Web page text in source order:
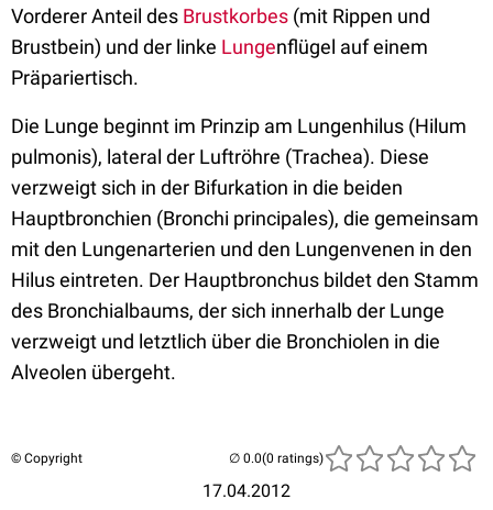
Vorderer Anteil des Brustkorbes (mit Rippen und
Brustbein) und der linke Lungenflügel auf einem
Präpariertisch.
Die Lunge beginnt im Prinzip am Lungenhilus (Hilum
pulmonis), lateral der Luftröhre (Trachea). Diese
verzweigt sich in der Bifurkation in die beiden
Hauptbronchien (Bronchi principales), die gemeinsam
mit den Lungenarterien und den Lungenvenen in den
Hilus eintreten. Der Hauptbronchus bildet den Stamm
des Bronchialbaums, der sich innerhalb der Lunge
verzweigt und letztlich über die Bronchiolen in die
Alveolen übergeht.
© Copyright
17.04.2012
(0 ratings)